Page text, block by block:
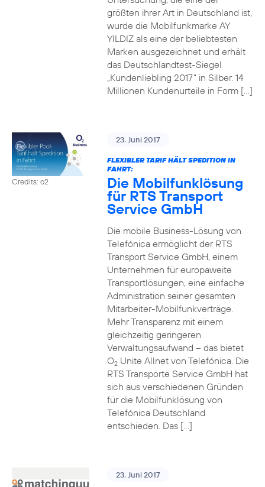
größten ihrer Art in Deutschland ist,
wurde die Mobilfunkmarke AY
YILDIZ als eine der beliebtesten
Marken ausgezeichnet und erhält
das Deutschlandtest-Siegel
„Kundenliebling 2017“ in Silber. 14
Millionen Kundenurteile in Form […]
Credits: o2
23. Juni 2017
FLEXIBLER TARIF HÄLT SPEDITION IN
FAHRT:
Die Mobilfunklösung
für RTS Transport
Service GmbH
Die mobile Business-Lösung von
Telefónica ermöglicht der RTS
Transport Service GmbH, einem
Unternehmen für europaweite
Transportlösungen, eine einfache
Administration seiner gesamten
Mitarbeiter-Mobilfunkverträge.
Mehr Transparenz mit einem
gleichzeitig geringeren
Verwaltungsaufwand – das bietet
O2Unite Allnet von Telefónica. Die
RTS Transporte Service GmbH hat
sich aus verschiedenen Gründen
für die Mobilfunklösung von
Telefónica Deutschland
entschieden. Das […]
23. Juni 2017